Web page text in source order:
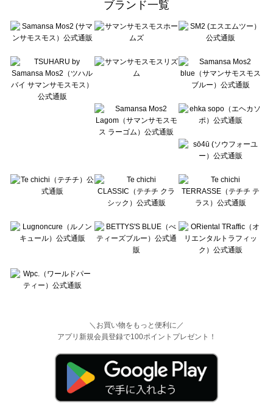
sō4ū（ソウフォーユー）のコート 一覧
Te chichi（テチチ）のコート 一覧
Te chichi CLASSIC（テチチ クラシック）のコート 一覧
Lugnoncure（ルノンキュール）のコート 一覧
BETTY'S BLUE（べティーズブルー）のコート 一覧
Wpc.（ワールドパーティー）のコート 一覧
ブランド一覧
＼お買い物をもっと便利に／
アプリ新規会員登録で100ポイントプレゼント！